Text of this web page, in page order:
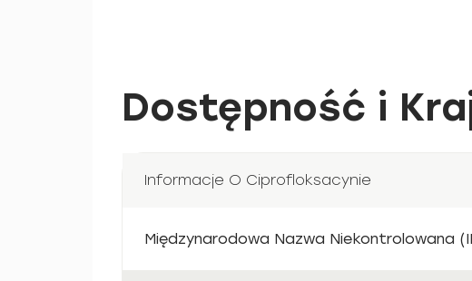
Dostępność i
Informacje O Ciprofloksacynie
Międzynarodowa Nazwa Niekontrolowana